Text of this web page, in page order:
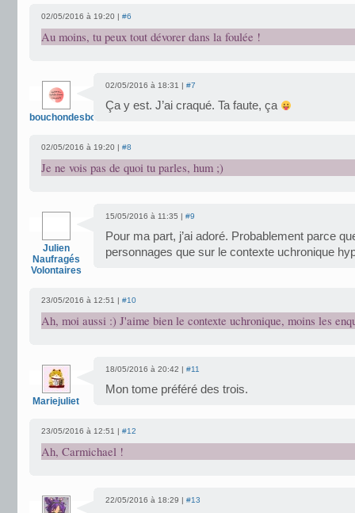
02/05/2016 à 19:20 | #6
Au moins, tu peux tout dévorer dans la foulée !
bouchondesbois
02/05/2016 à 18:31 | #7
Ça y est. J’ai craqué. Ta faute, ça
02/05/2016 à 19:20 | #8
Je ne vois pas de quoi tu parles, hum ;)
Julien
Naufragés
Volontaires
15/05/2016 à 11:35 | #9
Pour ma part, j’ai adoré. Probablement parce
personnages que sur le contexte uchronique
23/05/2016 à 12:51 | #10
Ah, moi aussi :) J'aime bien le contexte uchronique, moins les
Mariejuliet
18/05/2016 à 20:42 | #11
Mon tome préféré des trois.
23/05/2016 à 12:51 | #12
Ah, Carmichael !
22/05/2016 à 18:29 | #13